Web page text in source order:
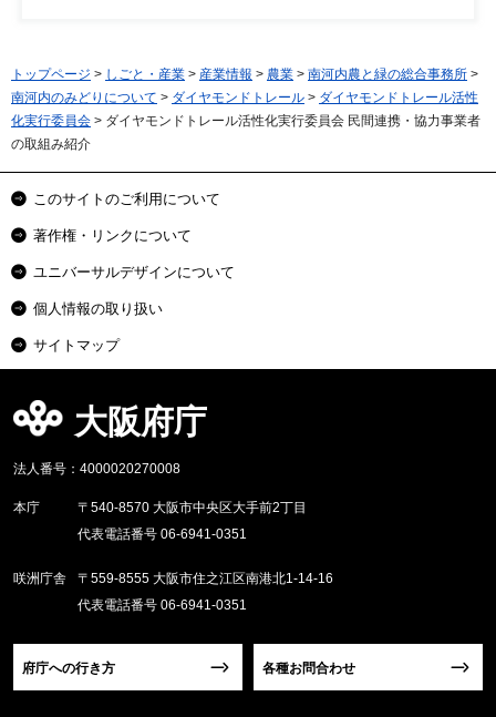
トップページ > しごと・産業 > 産業情報 > 農業 > 南河内農と緑の総合事務所 >
南河内のみどりについて > ダイヤモンドトレール > ダイヤモンドトレール活性
化実行委員会 > ダイヤモンドトレール活性化実行委員会 民間連携・協力事業者
の取組み紹介
このサイトのご利用について
著作権・リンクについて
ユニバーサルデザインについて
個人情報の取り扱い
サイトマップ
大阪府庁
法人番号：4000020270008
本庁
〒540-8570 大阪市中央区大手前2丁目
代表電話番号 06-6941-0351
咲洲庁舎
〒559-8555 大阪市住之江区南港北1-14-16
代表電話番号 06-6941-0351
府庁への行き方 各種お問合わせ